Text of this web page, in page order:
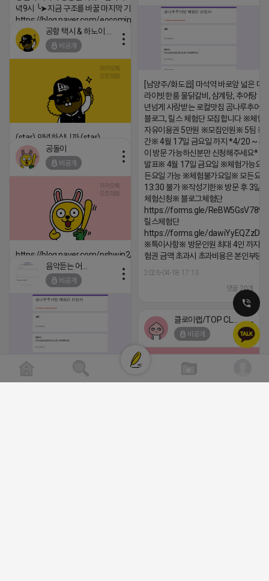
녁9시 ╰➤지금 구조를 바꿀 마지막 기회
https://blog.naver.com/eocomim/224250518436
2026-04-18 17:15
[남양주/화도읍] 마석역 바로앞 넓은 매
라이빗한룸 물닭갈비, 삼계탕, 추어탕 맛
년넘게 사랑받는 로컬맛집 곰나루추어
블로그, 릴스 체험단 모집합니다 ※체험
자유이용권 5만원 ※모집인원※ 5팀 ※
간※ 4월 17일 금요일 까지 *4/20 ~ 4/
이 방문 가능하신분만 신청해주세요* ※
발표※ 4월 17일 금요일 ※체험가능요
든요일 가능 ※체험불가요일※ 모든요
13:30 불가 ※작성기한※ 방문 후 3일
체험신청※ 블로그체험단
https://forms.gle/
릴스체험단
https://forms.gle/
※특이사항※ 방문인원 최대 4인 까지
험권 금액 초과시 초과비용은 본인부담
2026-04-18 17:13
댓글:20개
비공개
(star) 안녕하십니까 (star)
2026-04-18 17:12
공돌이
비공개
https://blog.naver.com/pshwin2/224023970047
2026-04-18 17:12
비공개
[남양주/화도읍] 마석역 바로앞 넓은 매장과, 프
라이빗한룸 물닭갈비, 삼계탕, 추어탕 맛집 10
비공개